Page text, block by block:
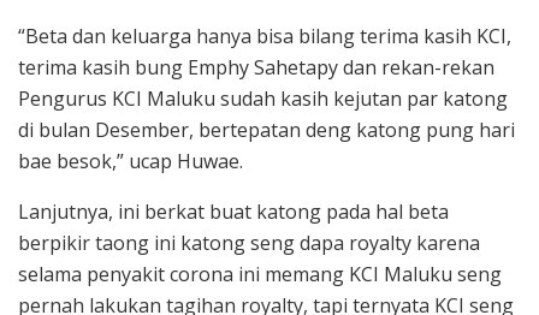
“Beta dan keluarga hanya bisa bilang terima kasih KCI,
terima kasih bung Emphy Sahetapy dan rekan-rekan
Pengurus KCI Maluku sudah kasih kejutan par katong
di bulan Desember, bertepatan deng katong pung hari
bae besok,” ucap Huwae.
Lanjutnya, ini berkat buat katong pada hal beta
berpikir taong ini katong seng dapa royalty karena
selama penyakit corona ini memang KCI Maluku seng
pernah lakukan tagihan royalty, tapi ternyata KCI seng